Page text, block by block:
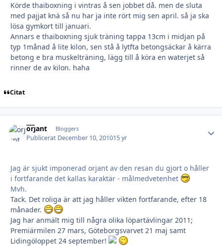
Körde thaiboxning i vintras å sen jobbet då. men de sluta
med pajjat knä så nu har ja inte rört mig sen april. så ja ska
lösa gymkort till januari.
Annars e thaiboxning sjuk träning tappa 13cm i midjan på
typ 1månad å lite kilon, sen stå å lytfta betongsäckar å kärra
betong e bra muskelträning, lägg till å köra en waterjet så
rinner de av kilon. haha
Citat
orjant Bloggers
Publicerat December 10, 201015 yr
Jag är sjukt imponerad orjant av den resan du gjort o håller
i fortfarande det kallas karaktär - målmedvetenhet
Mvh.
Tack. Det roliga är att jag håller vikten fortfarande, efter 18
månader.
Jag har anmält mig till några olika löpartävlingar 2011;
Premiärmilen 27 mars, Göteborgsvarvet 21 maj samt
Lidingöloppet 24 september!